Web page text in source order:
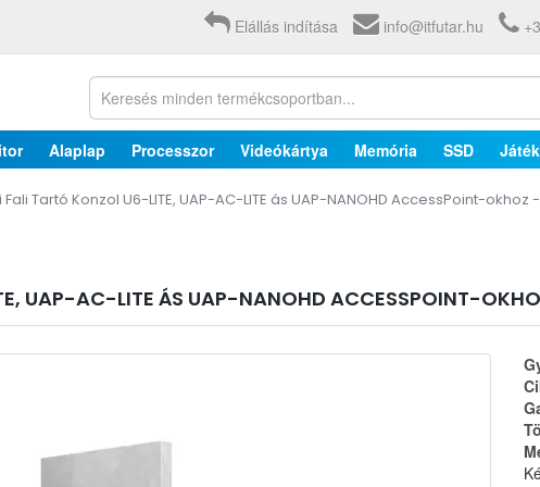
Elállás indítása info@itfutar.hu
Alaplap Processzor Videókártya Memória SSD
Fali Tartó Konzol U6-LITE, UAP-AC-LITE ás UAP-NANOHD AccessPoint-okhoz
UAP-AC-LITE ÁS UAP-NANOHD ACCESSPOINT-